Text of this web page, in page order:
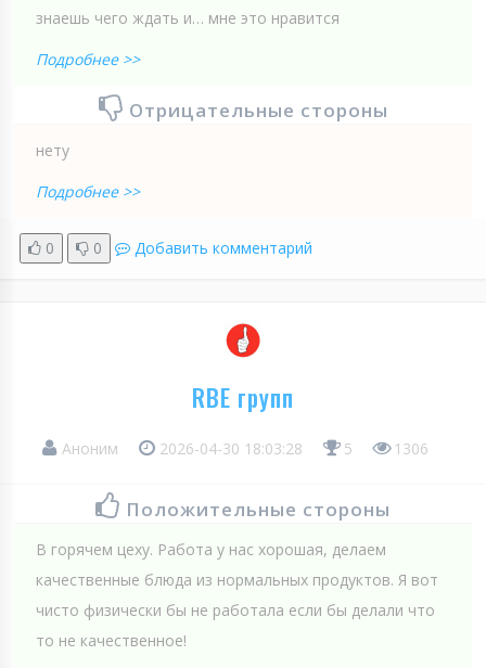
знаешь чего ждать и… мне это нравится
Подробнее >>
Отрицательные стороны
нету
Подробнее >>
0 0 Добавить комментарий
RBE групп
Аноним 2026-04-30 18:03:28 5 1306
Положительные стороны
В горячем цеху. Работа у нас хорошая, делаем
качественные блюда из нормальных продуктов. Я вот
чисто физически бы не работала если бы делали что
то не качественное!